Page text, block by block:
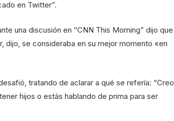
en Twitter”.
una discusión en “CNN This Morning” dijo que
dijo, se consideraba en su mejor momento «en
tratando de aclarar a qué se refería: “Creo
hijos o estás hablando de prima para ser